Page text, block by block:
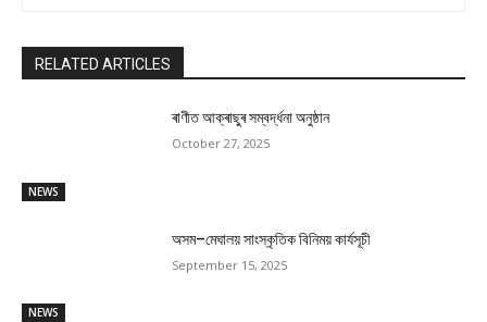
RELATED ARTICLES
NEWS
ৰাণীত আক্ৰাছুৰ সম্বৰ্দ্ধনা অনুষ্ঠান
October 27, 2025
NEWS
অসম–মেঘালয় সাংস্কৃতিক বিনিময় কাৰ্যসূচী
September 15, 2025